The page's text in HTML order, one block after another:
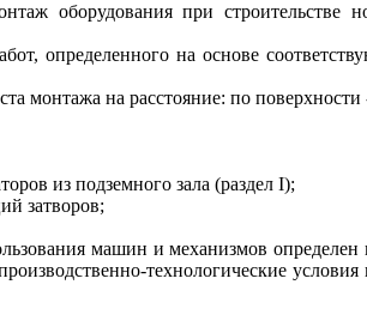
оборудования при строительстве
определенного на основе
монтажа на расстояние: по
из подземного зала (раздел I);
затворов;
машин и механизмов
технологические